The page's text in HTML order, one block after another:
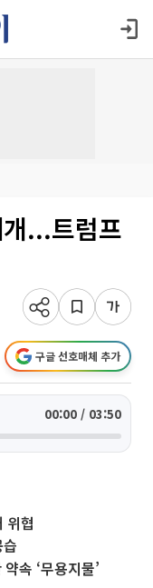
...트럼프
구글 선호매체 추가
00:00 / 03:50
위협
속 ‘무용지물’